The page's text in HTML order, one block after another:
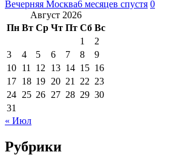
Вечерняя Москва6 месяцев спустя 0
Август 2026
Пн Вт Ср Чт Пт Сб Вс
1
2
3
4 5 6 7 8
9
10 11 12 13 14 15 16
17 18 19 20 21 22 23
24 25 26 27 28 29 30
31
« Июл
Рубрики